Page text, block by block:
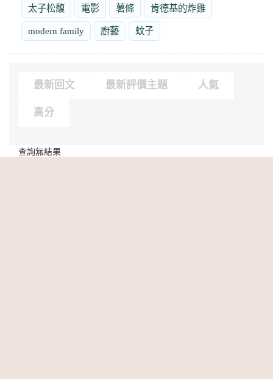
太子松馥 電影 薯條 肯德基的炸雞
modern family 廚藝 蚊子
最新回文 最新評價主題 人氣
高分
查詢無結果